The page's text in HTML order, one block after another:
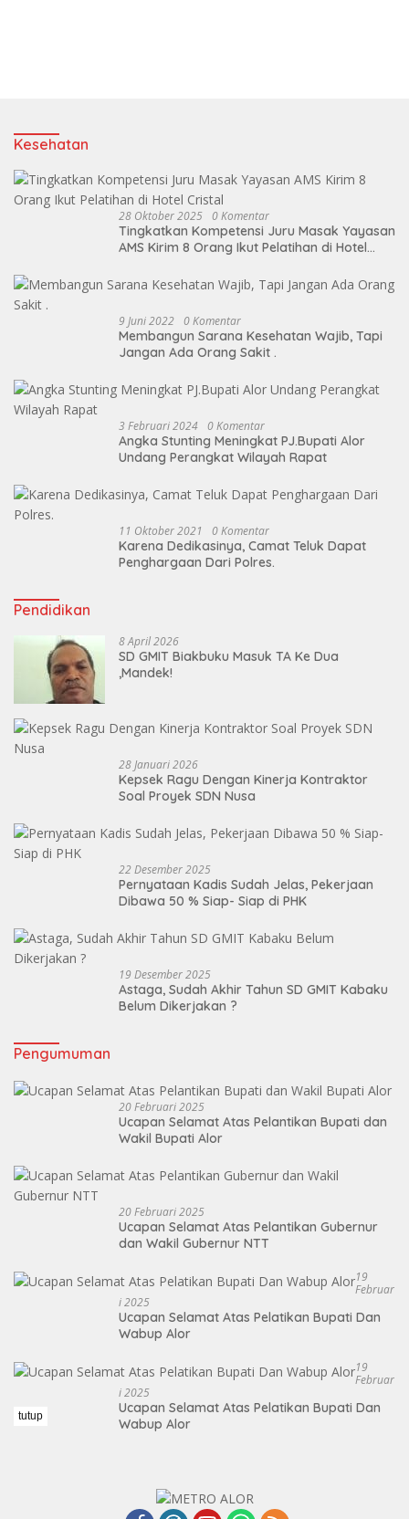
Kesehatan
28 Oktober 2025 0 Komentar
Tingkatkan Kompetensi Juru Masak Yayasan
AMS Kirim 8 Orang Ikut Pelatihan di Hotel
9 Juni 2022 0 Komentar
Membangun Sarana Kesehatan Wajib, Tapi
Jangan Ada Orang Sakit .
3 Februari 2024 0 Komentar
Angka Stunting Meningkat PJ.Bupati Alor
Undang Perangkat Wilayah Rapat
11 Oktober 2021 0 Komentar
Karena Dedikasinya, Camat Teluk Dapat
Penghargaan Dari Polres.
Pendidikan
8 April 2026
SD GMIT Biakbuku Masuk TA Ke Dua
,Mandek!
28 Januari 2026
Kepsek Ragu Dengan Kinerja Kontraktor
Soal Proyek SDN Nusa
22 Desember 2025
Pernyataan Kadis Sudah Jelas, Pekerjaan
Dibawa 50 % Siap- Siap di PHK
19 Desember 2025
Astaga, Sudah Akhir Tahun SD GMIT Kabaku
Belum Dikerjakan ?
Pengumuman
20 Februari 2025
Ucapan Selamat Atas Pelantikan Bupati dan
Wakil Bupati Alor
20 Februari 2025
Ucapan Selamat Atas Pelantikan Gubernur
dan Wakil Gubernur NTT
19
Februar
I 2025
Ucapan Selamat Atas Pelatikan Bupati Dan
Wabup Alor
19
Februar
I 2025
Ucapan Selamat Atas Pelatikan Bupati Dan
Wabup Alor
tutup